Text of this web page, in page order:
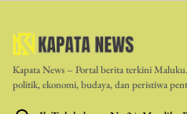
Kapata News – Portal berita terkini
politik, ekonomi, budaya, dan peristiwa